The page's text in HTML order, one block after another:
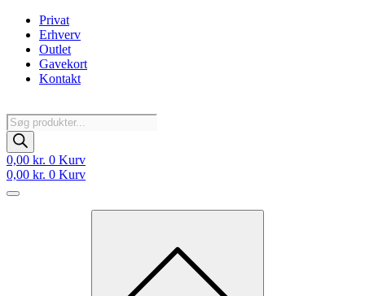
Videre
indhold
Privat
Erhverv
Outlet
Gavekort
Kontakt
Products
search
0,00 kr. 0 Kurv
0,00 kr. 0 Kurv